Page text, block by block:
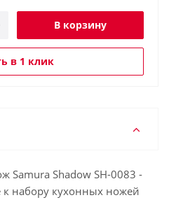
В корзину
в 1 клик
Shadow SH-0083 -
набору кухонных ножей